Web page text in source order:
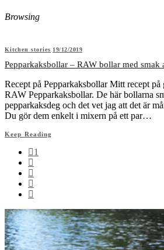
Browsing
Kitchen stories 19/12/2019
Pepparkaksbollar – RAW bollar med smak
Recept på Pepparkaksbollar Mitt recept på
RAW Pepparkaksbollar. De här bollarna
pepparkaksdeg och det vet jag att det är
Du gör dem enkelt i mixern på ett par…
Keep Reading
1